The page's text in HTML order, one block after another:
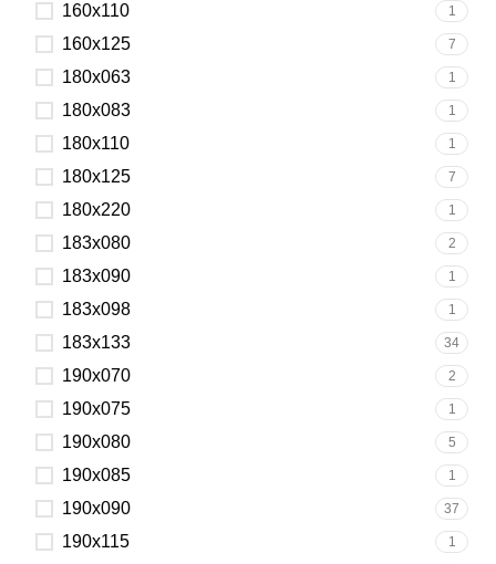
160x110 1
160x125 7
180x063 1
180x083 1
180x110 1
180x125 7
180x220 1
183x080 2
183x090 1
183x098 1
183x133 34
190x070 2
190x075 1
190x080 5
190x085 1
190x090 37
190x115 1